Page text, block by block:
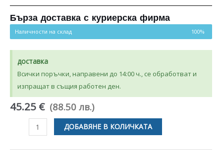
5.00от 5,
потребителски
оценки
Бърза доставка с куриерска фирма
Наличности на склад 100%
доставка
Всички поръчки, направени до 14:00 ч., се обработват и
изпращат в същия работен ден.
45.25 € (88.50 лв.)
количество
ДОБАВЯНЕ В КОЛИЧКАТА